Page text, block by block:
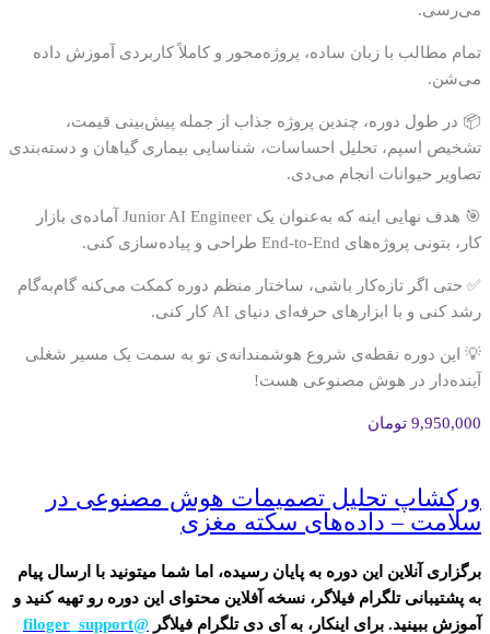
می‌رسی.
تمام مطالب با زبان ساده، پروژه‌محور و کاملاً کاربردی آموزش داده
می‌شن.
📦 در طول دوره، چندین پروژه جذاب از جمله پیش‌بینی قیمت،
تشخیص اسپم، تحلیل احساسات، شناسایی بیماری گیاهان و دسته‌بندی
تصاویر حیوانات انجام می‌دی.
🎯 هدف نهایی اینه که به‌عنوان یک Junior AI Engineer آماده‌ی بازار
کار، بتونی پروژه‌های End-to-End طراحی و پیاده‌سازی کنی.
✅ حتی اگر تازه‌کار باشی، ساختار منظم دوره کمکت می‌کنه گام‌به‌گام
رشد کنی و با ابزارهای حرفه‌ای دنیای AI کار کنی.
💡 این دوره نقطه‌ی شروع هوشمندانه‌ی تو به‌ سمت یک مسیر شغلی
آینده‌دار در هوش مصنوعی هست!
9,950,000 تومان
ورکشاپ تحلیل تصمیمات هوش مصنوعی در
سلامت – داده‌های سکته مغزی
برگزاری آنلاین این دوره به پایان رسیده، اما شما میتونید با ارسال پیام
به پشتیبانی تلگرام فیلاگر، نسخه آفلاین محتوای این دوره رو تهیه کنید و
آموزش ببینید. برای اینکار، به آی دی تلگرام فیلاگر @filoger_support